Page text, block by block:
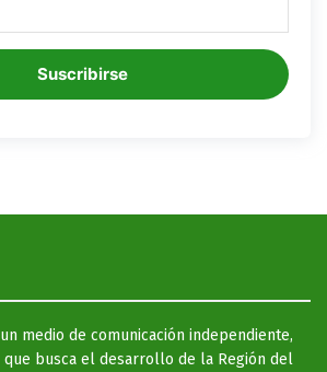
Suscribirse
medio de comunicación independiente,
busca el desarrollo de la Región del